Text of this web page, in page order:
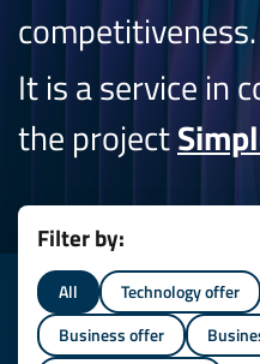
competitiveness.
It is a service in
the project
Filter by:
All Technology offer
Business offer